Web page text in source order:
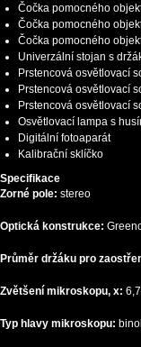
Čočka pomocného
Čočka pomocného
Čočka pomocného
Univerzální stojan s
Prstencová osvětlovací
Prstencová osvětlovací
Prstencová osvětlovací
Osvětlovací lampa s
Digitální fotoaparát
Kalibrační sklíčko
Specifikace
Zorné pole: stereo
Optická konstrukce:
Průměr držáku pro
Zvětšení mikroskopu, x:
Typ hlavy mikroskopu: